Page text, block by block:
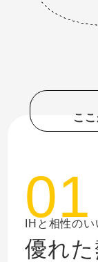
こ
01
IHと相性の
優れ